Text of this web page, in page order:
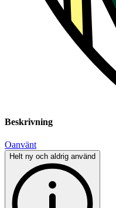
Beskrivning
Oanvänt
Helt ny och aldrig använd